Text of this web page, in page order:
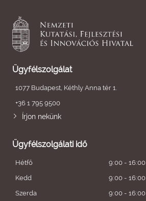
Ügyfélszolgálat
1077 Budapest, Kéthly Anna tér 1.
+36 1 795 9500
Írjon nekünk
Ügyfélszolgálati idő
Hétfő
9:00 - 16:00
Kedd
9:00 - 16:00
Szerda
9:00 - 16:00